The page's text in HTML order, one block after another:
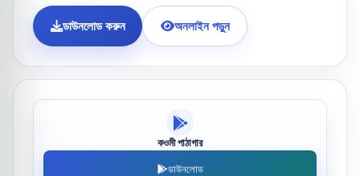
ডাউনলোড করুন অনলাইন পড়ুন
কওমী পাঠাগার
ডাউনলোড